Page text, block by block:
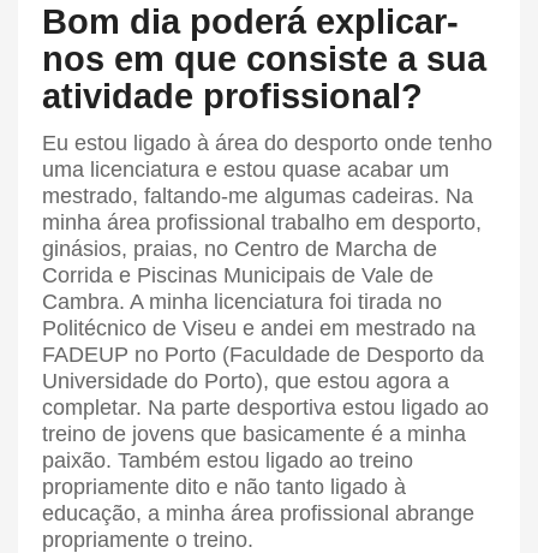
Bom dia poderá explicar-
nos em que consiste a sua
atividade profissional?
Eu estou ligado à área do desporto onde tenho
uma licenciatura e estou quase acabar um
mestrado, faltando-me algumas cadeiras. Na
minha área profissional trabalho em desporto,
ginásios, praias, no Centro de Marcha de
Corrida e Piscinas Municipais de Vale de
Cambra. A minha licenciatura foi tirada no
Politécnico de Viseu e andei em mestrado na
FADEUP no Porto (Faculdade de Desporto da
Universidade do Porto), que estou agora a
completar. Na parte desportiva estou ligado ao
treino de jovens que basicamente é a minha
paixão. Também estou ligado ao treino
propriamente dito e não tanto ligado à
educação, a minha área profissional abrange
propriamente o treino.